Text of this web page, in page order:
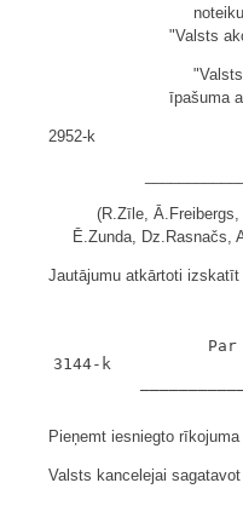
"Valsts
īpašuma
2952-k
(R.Zīle,
Ē.Zunda, Dz.Rasnačs,
Jautājumu atkārtoti
Par nekustamo
3144-k
Pieņemt iesniegto rīkojuma
Valsts kancelejai